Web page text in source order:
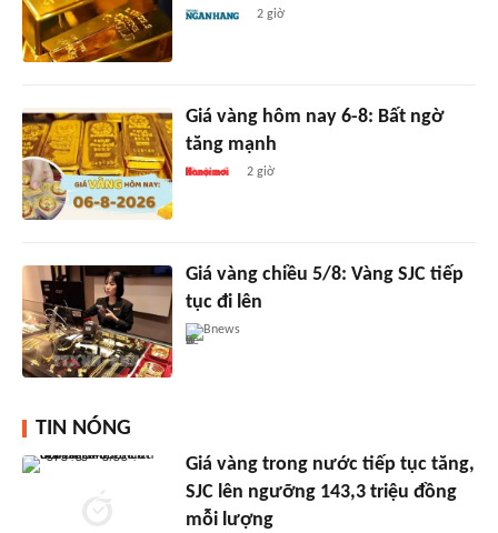
2 giờ
Giá vàng hôm nay 6-8: Bất ngờ
tăng mạnh
2 giờ
Giá vàng chiều 5/8: Vàng SJC tiếp
tục đi lên
Bnews
TIN NÓNG
Giá vàng trong nước tiếp tục tăng,
SJC lên ngưỡng 143,3 triệu đồng
mỗi lượng